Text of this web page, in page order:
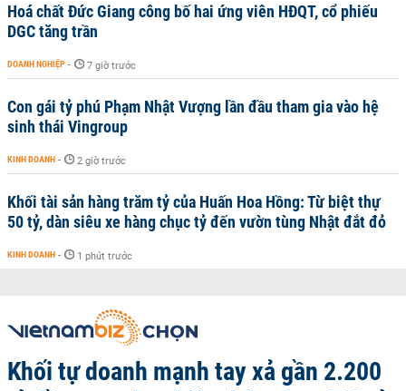
Hoá chất Đức Giang công bố hai ứng viên HĐQT, cổ phiếu
DGC tăng trần
DOANH NGHIỆP - 7 giờ trước
Con gái tỷ phú Phạm Nhật Vượng lần đầu tham gia vào hệ
sinh thái Vingroup
KINH DOANH - 2 giờ trước
Khối tài sản hàng trăm tỷ của Huấn Hoa Hồng: Từ biệt thự
50 tỷ, dàn siêu xe hàng chục tỷ đến vườn tùng Nhật đắt đỏ
KINH DOANH - 1 phút trước
Khối tự doanh mạnh tay xả gần 2.200